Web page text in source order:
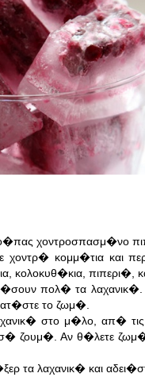
χοντροσπασμ�νο
κομμ�τια και
κολοκυθ�κια, πιπερι�,
πολ� τα
το ζωμ�.
στο μ�λο, απ�
ζουμ�. Αν θ�λετε
τα λαχανικ� και